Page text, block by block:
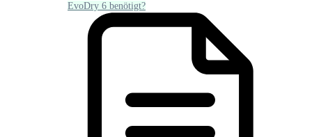
EvoDry 6 benötigt?